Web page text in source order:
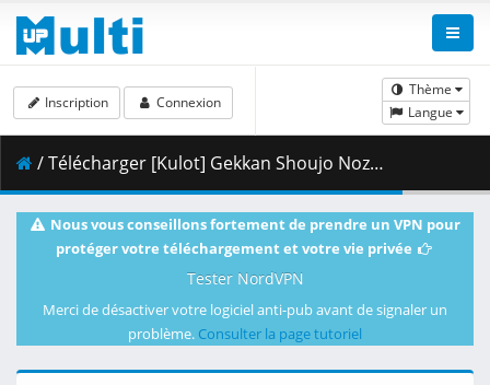
Thème
Langue
Inscription Connexion
/ Télécharger [Kulot] Gekkan Shoujo Nozaki-kun 06 [Dual-Audio][BDRip 1920x1080 x264 FLACx2] [3CD02AFC].mkv.001 ( 417.92 MB )
Nous vous conseillons fortement de prendre un VPN pour
protéger votre téléchargement et votre vie privée
Tester NordVPN
Merci de désactiver votre logiciel anti-pub avant de signaler un
problème. Consulter la page tutoriel